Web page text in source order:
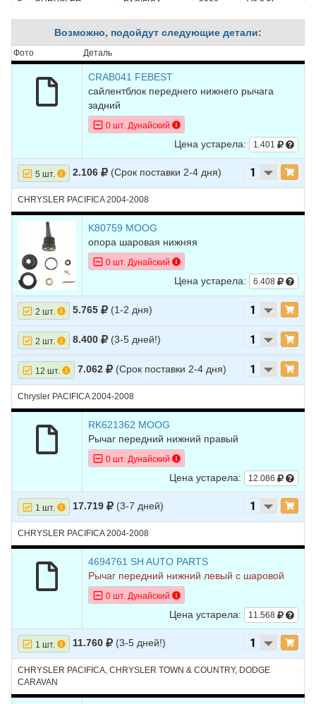
5 CHRYSLER PACIFICA 2006 V6 3.5L
CHRYSLER PACIFICA
7
CHRYSLER PACIFICA
PACIFICA
Возможно, подойдут следующие детали:
Фото Деталь
CRAB041 FEBEST
сайлентблок переднего нижнего рычага
задний
0 шт. Дунайский
Цена устарела: 1.401
5 шт. 2.106 (Срок поставки 2-4 дня)
CHRYSLER PACIFICA 2004-2008
K80759 MOOG
опора шаровая нижняя
0 шт. Дунайский
Цена устарела: 6.408
2 шт. 5.765 (1-2 дня)
2 шт. 8.400 (3-5 дней!)
12 шт. 7.062 (Срок поставки 2-4 дня)
Chrysler PACIFICA 2004-2008
RK621362 MOOG
Рычаг передний нижний правый
0 шт. Дунайский
Цена устарела: 12.086
1 шт. 17.719 (3-7 дней)
CHRYSLER PACIFICA 2004-2008
4694761 SH AUTO PARTS
Рычаг передний нижний левый с шаровой
0 шт. Дунайский
Цена устарела: 11.568
1 шт. 11.760 (3-5 дней!)
CHRYSLER PACIFICA, CHRYSLER TOWN & COUNTRY, DODGE
CARAVAN